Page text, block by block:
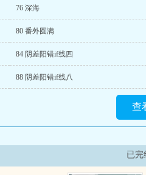
76 深海
80 番外圆满
84 阴差阳错if线四
88 阴差阳错if线八
查
已完